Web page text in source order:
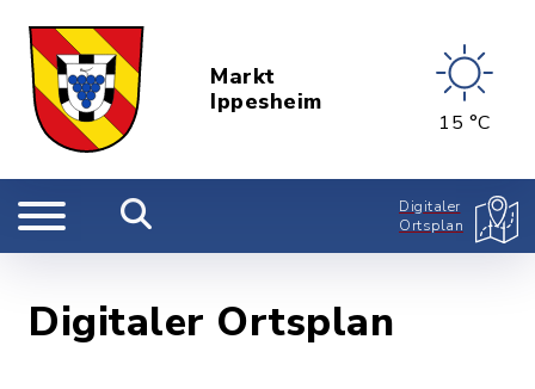
Markt
Ippesheim
15 °C
Digitaler
Ortsplan
Digitaler Ortsplan